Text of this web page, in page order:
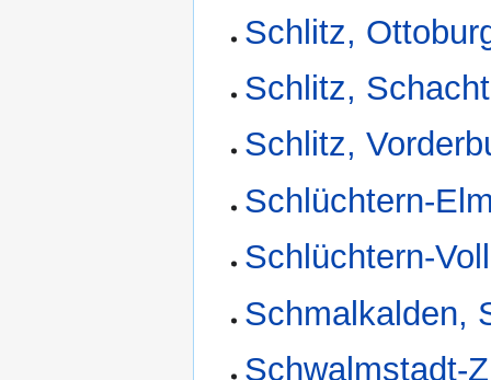
Schlitz,
Schlitz,
Schlitz,
Schlüchtern-
Schlüchtern-
Schmalkalden,
Schwalmstadt-